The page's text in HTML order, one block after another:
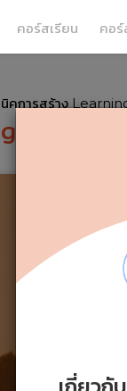
คอร์สเรียน คอร์
คการสร้าง
Culture